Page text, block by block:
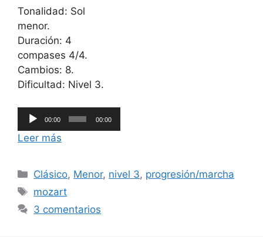
Tonalidad: Sol
menor.
Duración: 4
compases 4/4.
Cambios: 8.
Dificultad: Nivel 3.
Reproductor
de
audio
00:00 00:00
Leer más
Categorías
Clásico, Menor, nivel 3, progresión/marcha
Etiquetas
mozart
3 comentarios